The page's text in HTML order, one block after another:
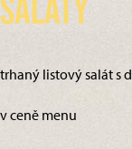
Saláty
trhaný listový salát s
v ceně menu